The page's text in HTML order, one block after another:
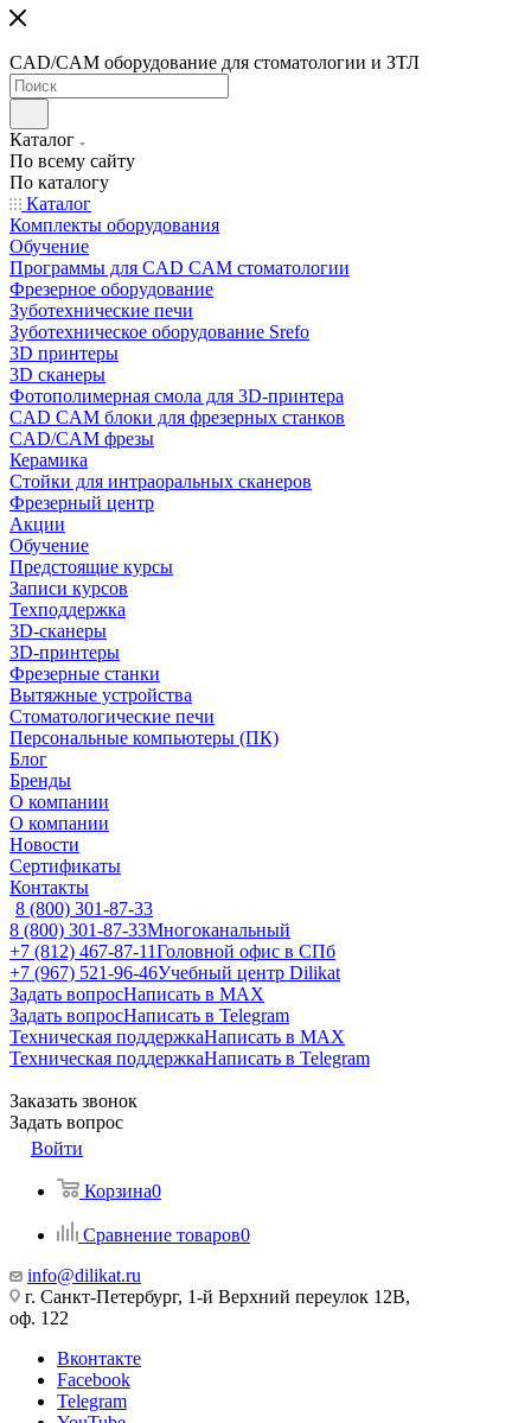
CAD/CAM оборудование для стоматологии и ЗТЛ
Каталог
По всему сайту
По каталогу
Каталог
Комплекты оборудования
Обучение
Программы для CAD CAM стоматологии
Фрезерное оборудование
Зуботехнические печи
Зуботехническое оборудование Srefo
3D принтеры
3D сканеры
Фотополимерная смола для 3D-принтера
CAD CAM блоки для фрезерных станков
CAD/CAM фрезы
Керамика
Стойки для интраоральных сканеров
Фрезерный центр
Акции
Обучение
Предстоящие курсы
Записи курсов
Техподдержка
3D-сканеры
3D-принтеры
Фрезерные станки
Вытяжные устройства
Стоматологические печи
Персональные компьютеры (ПК)
Блог
Бренды
О компании
О компании
Новости
Сертификаты
Контакты
8 (800) 301-87-33
8 (800) 301-87-33Многоканальный
+7 (812) 467-87-11Головной офис в СПб
+7 (967) 521-96-46Учебный центр Dilikat
Задать вопросНаписать в MAX
Задать вопросНаписать в Telegram
Техническая поддержкаНаписать в MAX
Техническая поддержкаНаписать в Telegram
Заказать звонок
Задать вопрос
Войти
Корзина0
Сравнение товаров0
info@dilikat.ru
г. Санкт-Петербург, 1-й Верхний переулок 12В,
оф. 122
Вконтакте
Facebook
Telegram